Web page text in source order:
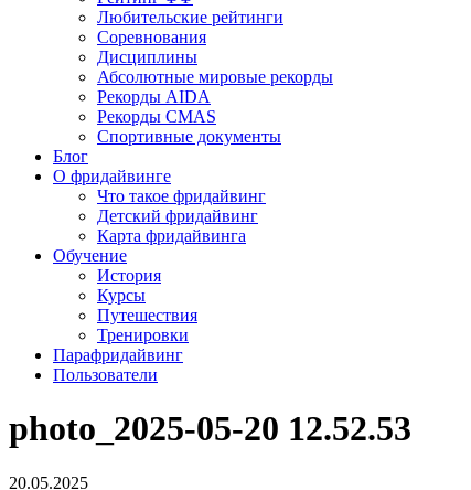
Любительские рейтинги
Соревнования
Дисциплины
Абсолютные мировые рекорды
Рекорды AIDA
Рекорды CMAS
Спортивные документы
Блог
О фридайвинге
Что такое фридайвинг
Детский фридайвинг
Карта фридайвинга
Обучение
История
Курсы
Путешествия
Тренировки
Парафридайвинг
Пользователи
photo_2025-05-20 12.52.53
20.05.2025